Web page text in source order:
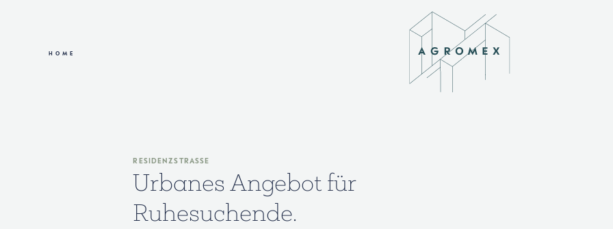
HOME
RESIDENZSTRASSE
Urbanes Angebot für
Ruhesuchende.